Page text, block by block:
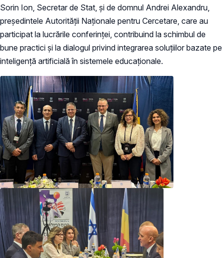
Sorin Ion, Secretar de Stat, și de domnul Andrei Alexandru,
președintele Autorității Naționale pentru Cercetare, care au
participat la lucrările conferinței, contribuind la schimbul de
bune practici și la dialogul privind integrarea soluțiilor bazate pe
inteligență artificială în sistemele educaționale.